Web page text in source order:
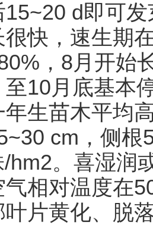
d即可发
很快，速生期
，8月开始
10月底基本
年生苗木平均
cm，侧根
hm2。喜湿润
相对温度在
叶片黄化、脱